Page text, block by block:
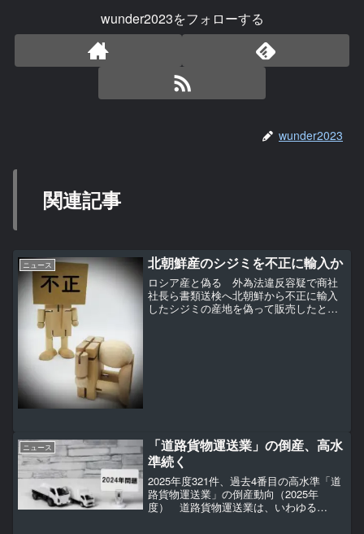
wunder2023をフォローする
wunder2023
関連記事
ニュース 北朝鮮産のシジミを不正に輸入か
ロシア産と偽る 外為法違反容疑で商社
社長ら書類送検へ北朝鮮から不正に輸入
したシジミの産地を偽って販売したとし
ニュース
「道路貨物運送業」の倒産、高水
準続く
2025年度321件、過去4番目の高水準「道
路貨物運送業」の倒産動向（2025年
度） 道路貨物運送業は、いわゆる